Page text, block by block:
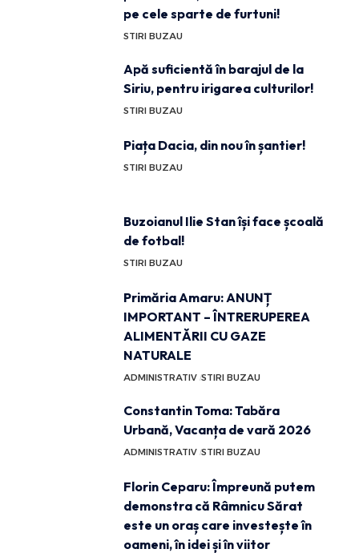
pe cele sparte de furtuni!
STIRI BUZAU
Apă suficientă în barajul de la
Siriu, pentru irigarea culturilor!
STIRI BUZAU
Piața Dacia, din nou în șantier!
STIRI BUZAU
Buzoianul Ilie Stan își face școală
de fotbal!
STIRI BUZAU
Primăria Amaru: ANUNȚ
IMPORTANT – ÎNTRERUPEREA
ALIMENTĂRII CU GAZE
NATURALE
ADMINISTRATIV STIRI BUZAU
Constantin Toma: Tabăra
Urbană, Vacanța de vară 2026
ADMINISTRATIV STIRI BUZAU
Florin Ceparu: Împreună putem
demonstra că Râmnicu Sărat
este un oraș care investește în
oameni, în idei și în viitor